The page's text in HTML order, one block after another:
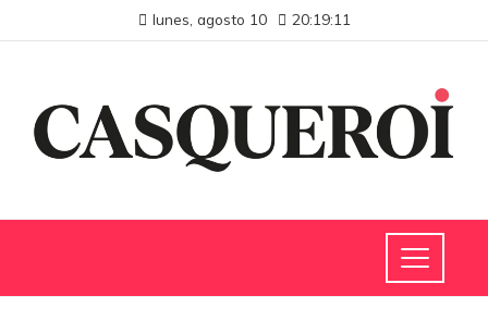
lunes, agosto 10 20:19:12